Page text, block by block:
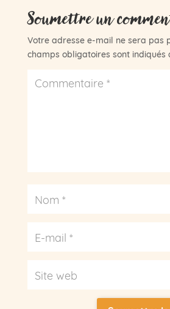
Soumettre un
Votre adresse e-mail ne sera pas
champs obligatoires sont indiqués